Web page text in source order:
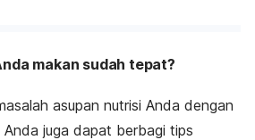
makan sudah tepat?
asupan nutrisi Anda dengan
juga dapat berbagi tips